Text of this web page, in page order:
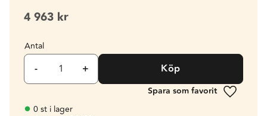
4 963 kr
Antal
+
- Köp
Lägg till
0 st i lager